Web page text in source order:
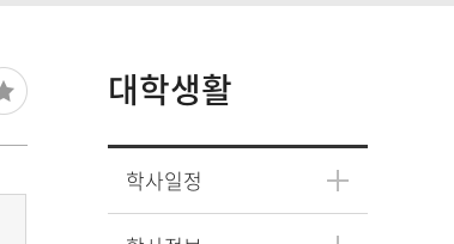
대학생활
학사일정